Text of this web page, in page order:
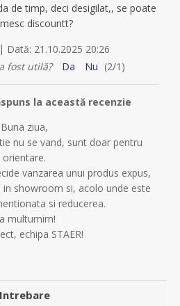
de timp, deci desigilat,, se poate
discountt?
| Dată: 21.10.2025 20:26
fost utilă?
Da Nu (2/1 )
la această recenzie
Buna ziua,
nu se vand, sunt doar pentru
orientare.
vanzarea unui produs expus,
showroom si, acolo unde este
si reducerea.
multumim!
echipa STAER!
Intrebare